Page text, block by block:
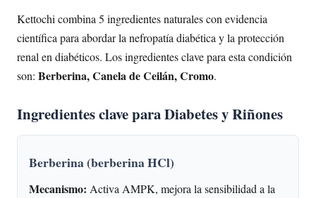
Kettochi combina 5 ingredientes naturales con evidencia
científica para abordar la nefropatía diabética y la protección
renal en diabéticos. Los ingredientes clave para esta condición
son: Berberina, Canela de Ceilán, Cromo.
Ingredientes clave para Diabetes y Riñones
Berberina (berberina HCl)
Mecanismo: Activa AMPK, mejora la sensibilidad a la